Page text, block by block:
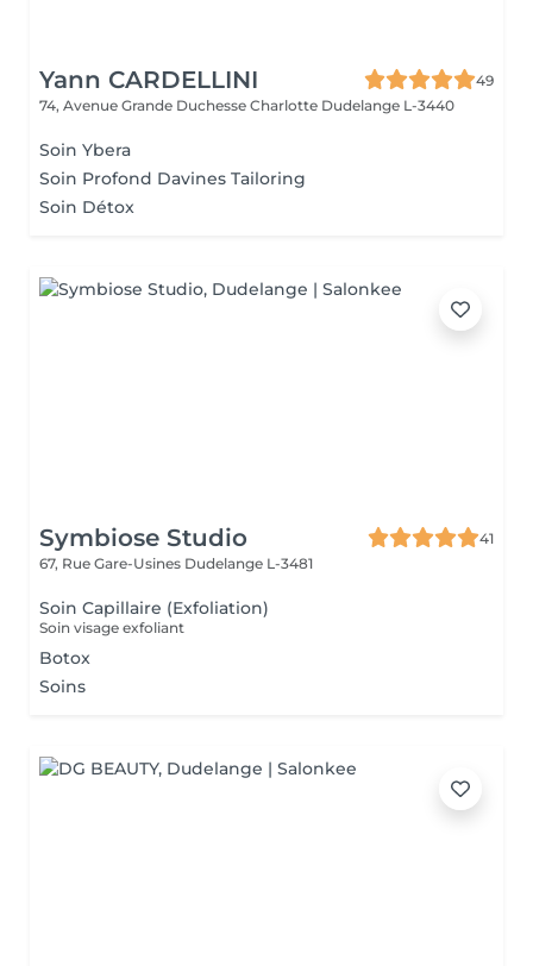
Yann CARDELLINI
49
74, Avenue Grande Duchesse Charlotte Dudelange L-3440
Soin Ybera
Soin Profond Davines Tailoring
Soin Détox
Symbiose Studio
41
67, Rue Gare-Usines Dudelange L-3481
Soin Capillaire (Exfoliation)
Soin visage exfoliant
Botox
Soins